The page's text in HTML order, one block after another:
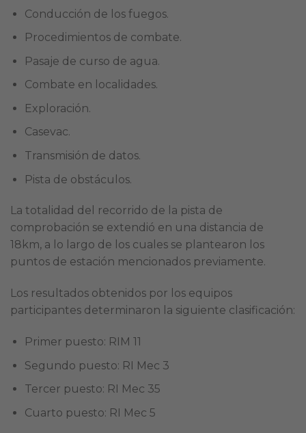
Conducción de los fuegos.
Procedimientos de combate.
Pasaje de curso de agua.
Combate en localidades.
Exploración.
Casevac.
Transmisión de datos.
Pista de obstáculos.
La totalidad del recorrido de la pista de
comprobación se extendió en una distancia de
18km, a lo largo de los cuales se plantearon los
puntos de estación mencionados previamente.
Los resultados obtenidos por los equipos
participantes determinaron la siguiente clasificación:
Primer puesto: RIM 11
Segundo puesto: RI Mec 3
Tercer puesto: RI Mec 35
Cuarto puesto: RI Mec 5